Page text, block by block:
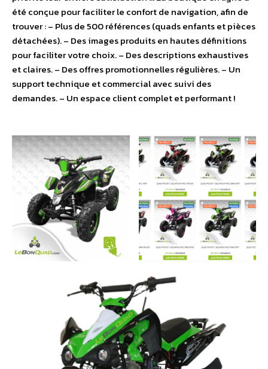
été conçue pour faciliter le confort de navigation, afin de
trouver : – Plus de 500 références (quads enfants et pièces
détachées). – Des images produits en hautes définitions
pour faciliter votre choix. – Des descriptions exhaustives
et claires. – Des offres promotionnelles régulières. – Un
support technique et commercial avec suivi des
demandes. – Un espace client complet et performant !